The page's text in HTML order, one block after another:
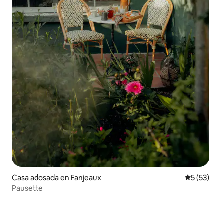
Casa adosada en Fanjeaux
5 (53)
Pausette